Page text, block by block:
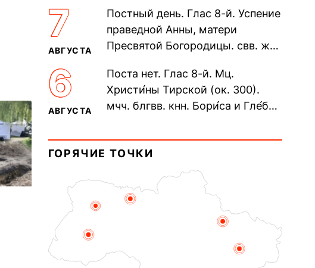
Печерского, в Ближних
пещерах...
7
АВГУСТА
Постный день. Глас 8-й. Успение
праведной Анны, матери
Пресвятой Богородицы. свв. жен
прп. Евпракси́и девы,...
6
АВГУСТА
Поста нет. Глас 8-й. Мц.
Христи́ны Тирской (ок. 300).
мчч. блгвв. кнн. Бори́са и Гле́ба,
Дави́да (1015). Прп....
ГОРЯЧИЕ ТОЧКИ